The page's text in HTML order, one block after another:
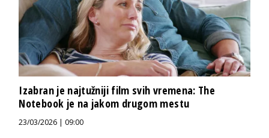
Izabran je najtužniji film svih vremena: The
Notebook je na jakom drugom mestu
23/03/2026 | 09:00